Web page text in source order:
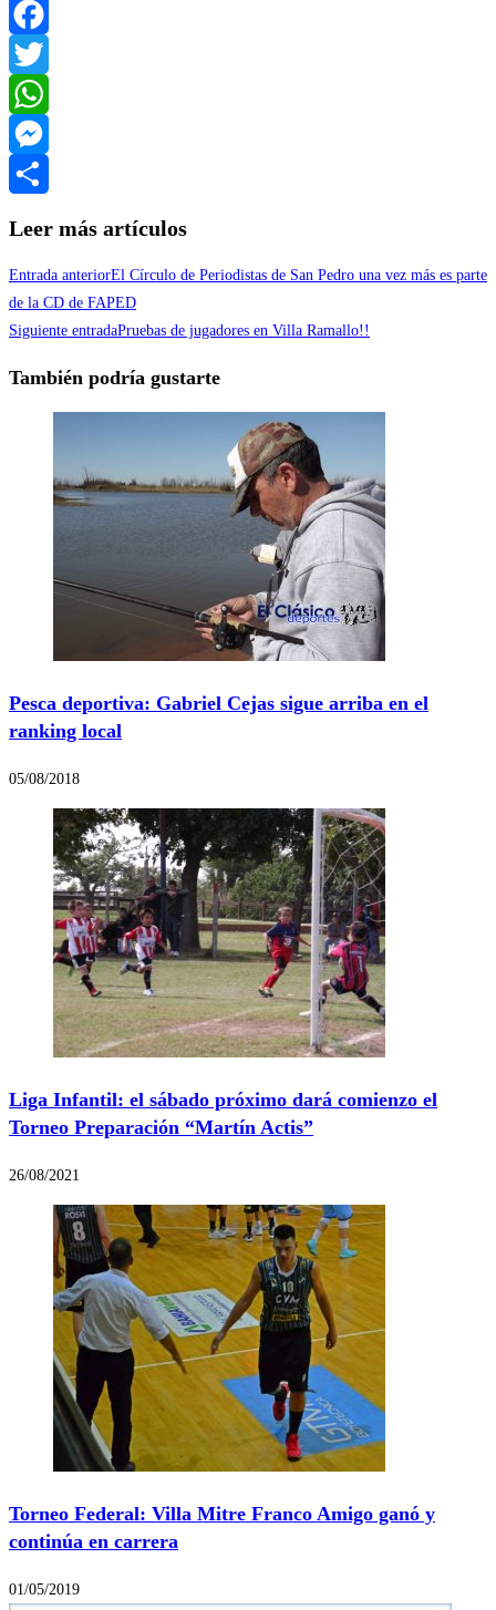
Facebook
Twitter
WhatsApp
Messenger
Leer más artículos
Entrada anteriorEl Círculo de Periodistas de San Pedro una vez más es parte
de la CD de FAPED
Siguiente entradaPruebas de jugadores en Villa Ramallo!!
También podría gustarte
Pesca deportiva: Gabriel Cejas sigue arriba en el
ranking local
05/08/2018
Liga Infantil: el sábado próximo dará comienzo el
Torneo Preparación “Martín Actis”
26/08/2021
Torneo Federal: Villa Mitre Franco Amigo ganó y
continúa en carrera
01/05/2019